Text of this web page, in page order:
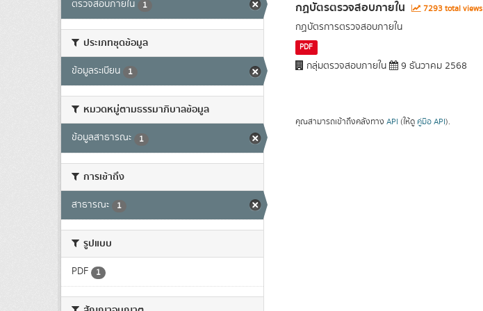
ตรวจสอบภายใน 1
ประเภทชุดข้อมูล
ข้อมูลระเบียน 1
หมวดหมู่ตามธรรมาภิบาลข้อมูล
ข้อมูลสาธารณะ 1
การเข้าถึง
สาธารณะ 1
รูปแบบ
PDF 1
กฏบัตรตรวจสอบภายใน 7293 total views
กฏบัตรการตรวจสอบภายใน
PDF
กลุ่มตรวจสอบภายใน 9 ธันวาคม 2568
คุณสามารถเข้าถึงคลังทาง API (ให้ดู คู่มือ API).